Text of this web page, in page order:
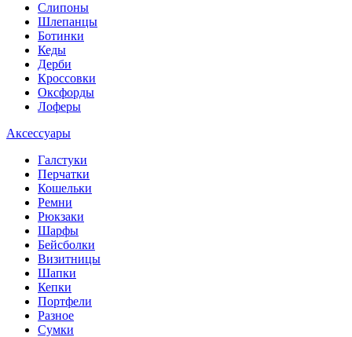
Слипоны
Шлепанцы
Ботинки
Кеды
Дерби
Кроссовки
Оксфорды
Лоферы
Аксессуары
Галстуки
Перчатки
Кошельки
Ремни
Рюкзаки
Шарфы
Бейсболки
Визитницы
Шапки
Кепки
Портфели
Разное
Сумки